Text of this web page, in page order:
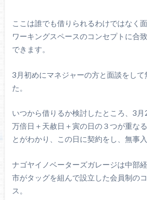
ここは誰でも借りられるわけではなく
ワーキングスペースのコンセプトに合
できます。
3月初めにマネジャーの方と面談をして
た。
いつから借りるか検討したところ、3
万倍日＋天赦日＋寅の日の３つが重な
とがわかり、この日に契約をし、無事
ナゴヤイノベーターズガレージは中部
市がタッグを組んで設立した会員制の
ス。